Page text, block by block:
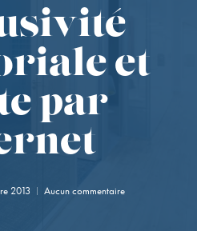
et
par
2013 Aucun commentaire